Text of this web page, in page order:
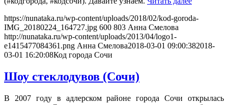
https://nunataka.ru/wp-content/uploads/2018/02/kod-goroda-
IMG_20180224_164727.jpg 600 803 Анна Смелова
http://nunataka.ru/wp-content/uploads/2013/04/logo1-
e1415477084361.png Анна Смелова2018-03-01 09:00:382018-
03-01 16:20:08Код города Сочи
Шоу стеклодувов (Сочи)
В 2007 году в адлерском районе города Сочи открылась